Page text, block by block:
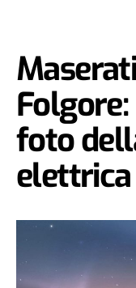
foto
elettrica